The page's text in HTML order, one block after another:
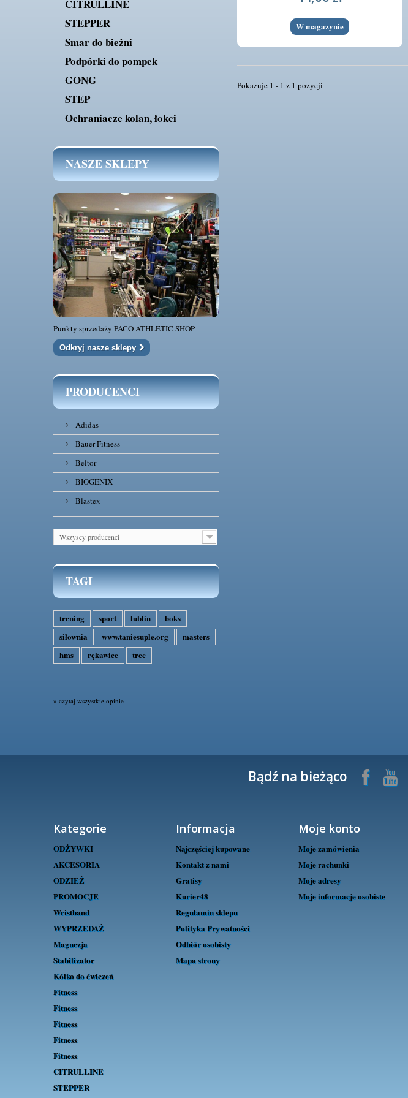
CITRULLINE
STEPPER
Smar do bieżni
Podpórki do pompek
GONG
STEP
Ochraniacze kolan, łokci
NASZE SKLEPY
Punkty sprzedaży PACO ATHLETIC SHOP
Odkryj nasze sklepy
PRODUCENCI
Adidas
Bauer Fitness
Beltor
BIOGENIX
Blastex
Wszyscy producenci
TAGI
trening sport lublin
boks
siłownia
www.taniesuple.org
masters
hms
rękawice trec
» czytaj wszystkie opinie
W magazynie
Pokazuje 1 - 1 z 1 pozycji
Bądź na bieżąco
Kategorie
ODŻYWKI
AKCESORIA
ODZIEŻ
PROMOCJE
Wristband
WYPRZEDAŻ
Magnezja
Stabilizator
Kółko do ćwiczeń
Fitness
Fitness
Fitness
Fitness
Fitness
CITRULLINE
STEPPER
Informacja
Najczęściej kupowane
Kontakt z nami
Gratisy
Kurier48
Regulamin sklepu
Polityka Prywatności
Odbiór osobisty
Mapa strony
Moje konto
Moje zamówienia
Moje rachunki
Moje adresy
Moje informacje osobiste